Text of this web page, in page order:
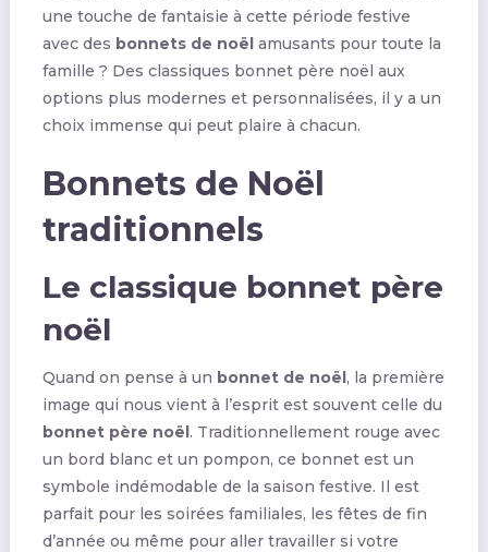
une touche de fantaisie à cette période festive
avec des bonnets de noëlamusants pour toute la
famille ? Des classiques bonnet père noël aux
options plus modernes et personnalisées, il y a un
choix immense qui peut plaire à chacun.
Bonnets de Noël
traditionnels
Le classique bonnet père
noël
Quand on pense à un bonnet de noël, la première
image qui nous vient à l’esprit est souvent celle du
bonnet père noël. Traditionnellement rouge avec
un bord blanc et un pompon, ce bonnet est un
symbole indémodable de la saison festive. Il est
parfait pour les soirées familiales, les fêtes de fin
d’année ou même pour aller travailler si votre